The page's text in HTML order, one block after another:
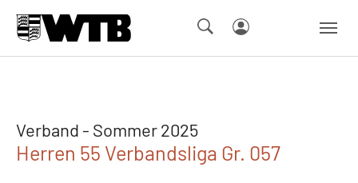
Verband - Sommer 2025
Herren 55 Verbandsliga Gr. 057